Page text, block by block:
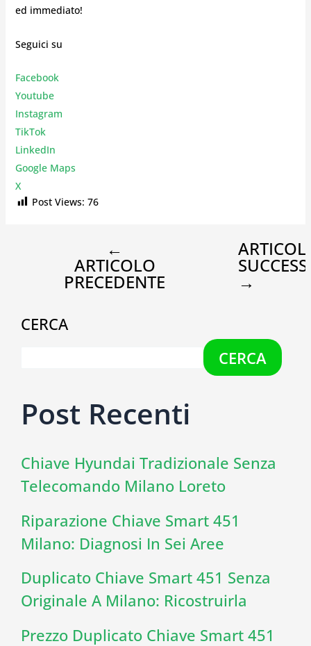
ed immediato!
Seguici su
Facebook
Youtube
Instagram
TikTok
LinkedIn
Google Maps
X
Post Views: 76
←
ARTICOLO
PRECEDENTE →
CERCA
CERCA
Post Recenti
Chiave Hyundai Tradizionale Senza
Telecomando Milano Loreto
Riparazione Chiave Smart 451
Milano: Diagnosi In Sei Aree
Duplicato Chiave Smart 451 Senza
Originale A Milano: Ricostruirla
Prezzo Duplicato Chiave Smart 451